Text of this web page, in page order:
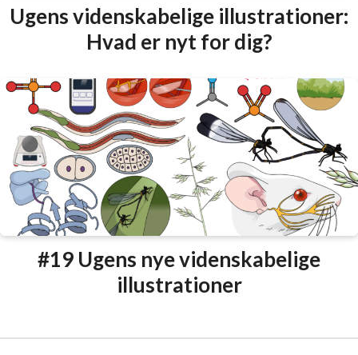
Ugens videnskabelige illustrationer:
Hvad er nyt for dig?
#19 Ugens nye videnskabelige
illustrationer